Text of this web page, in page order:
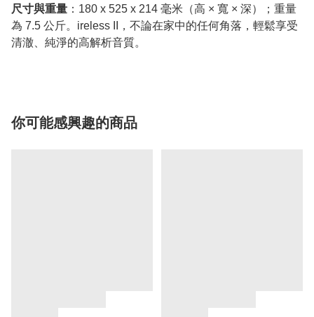
尺寸與重量 ：180 x 525 x 214 毫米（高 × 寬 × 深）；重量
為 7.5 公斤。ireless II，不論在家中的任何角落，輕鬆享受
清澈、純淨的高解析音質。
你可能感興趣的商品